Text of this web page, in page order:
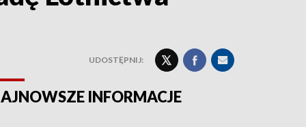
UDOSTĘPNIJ:
INFORMACJE